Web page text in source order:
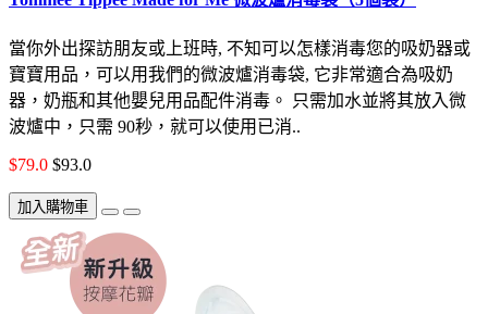
當你外出探訪朋友或上班時, 不知可以怎樣消毒您的吸奶器或
寶寶用品，可以用我們的微波爐消毒袋, 它非常適合為吸奶
器，奶瓶和其他嬰兒用品配件消毒。 只需加水並將其放入微
波爐中，只需 90秒，就可以使用已消..
$79.0 $93.0
加入購物車